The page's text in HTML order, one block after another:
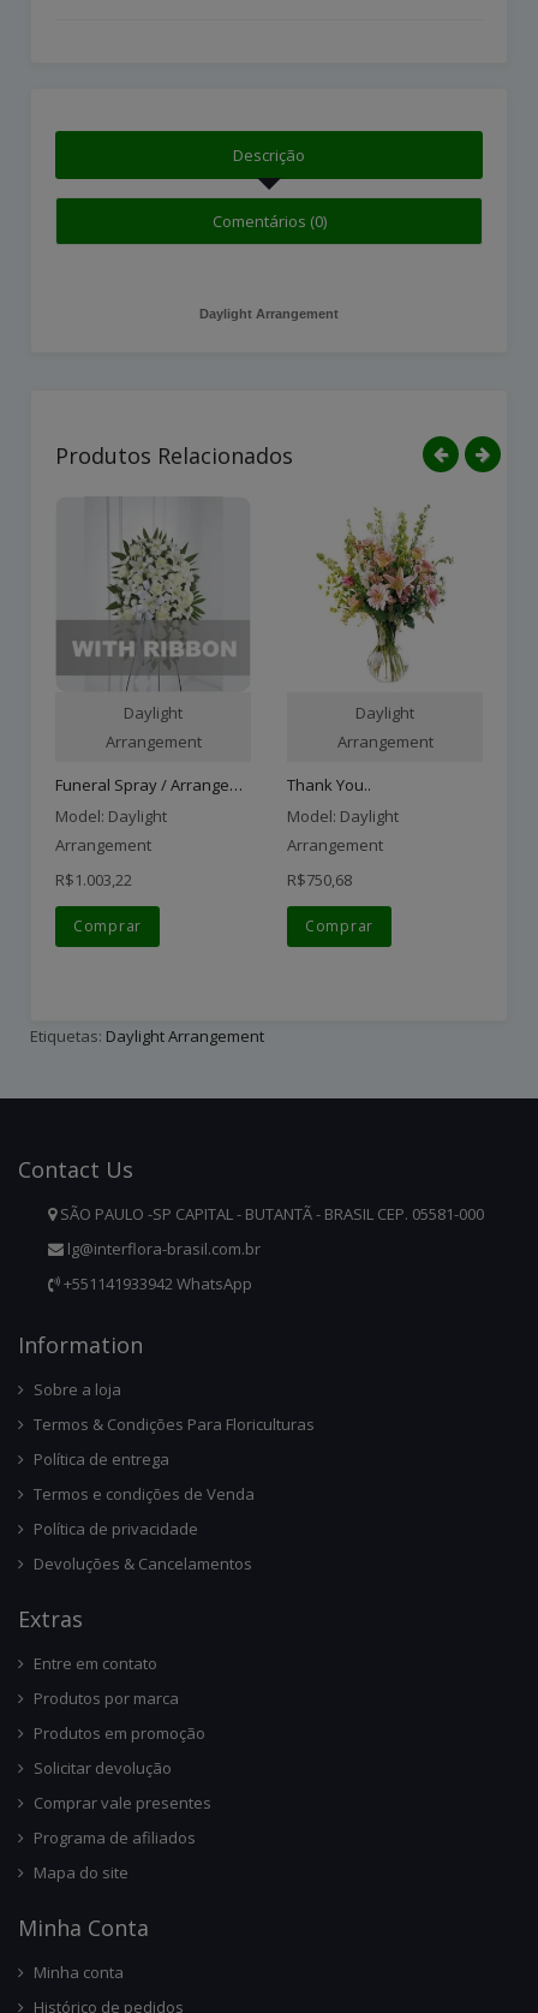
Descrição
Comentários (0)
Daylight Arrangement
Produtos Relacionados
Daylight
Arrangement
Funeral Spray / Arrangeme..
Model: Daylight
Arrangement
R$1.003,22
Comprar
Daylight
Arrangement
Thank You..
Model: Daylight
Arrangement
R$750,68
Comprar
Etiquetas: Daylight Arrangement
Contact Us
SÃO PAULO -SP CAPITAL - BUTANTÃ - BRASIL CEP. 05581-000
lg@interflora-brasil.com.br
+551141933942 WhatsApp
InforMation
Sobre a loja
Termos & Condições Para Floriculturas
Política de entrega
Termos e condições de Venda
Política de privacidade
Devoluções & Cancelamentos
ExtRas
Entre em contato
Produtos por marca
Produtos em promoção
Solicitar devolução
Comprar vale presentes
Programa de afiliados
Mapa do site
Minha Conta
Minha conta
Histórico de pedidos